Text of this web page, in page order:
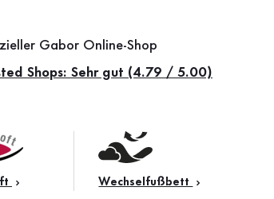
Gabor Online-Shop
Shops: Sehr gut (4.79 / 5.00)
Wechselfußbett